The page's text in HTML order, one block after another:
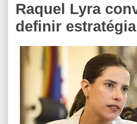
Raquel Lyra
definir